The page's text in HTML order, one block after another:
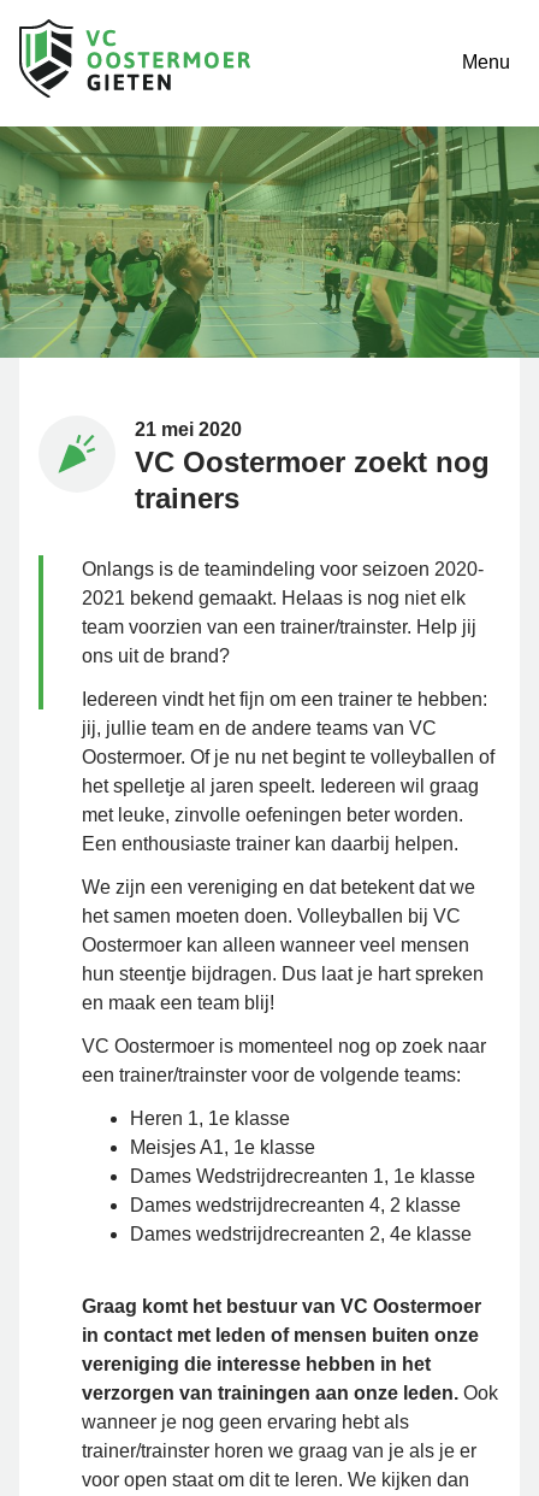
Menu
21 mei 2020
VC Oostermoer zoekt nog
trainers
Onlangs is de teamindeling voor seizoen 2020-
2021 bekend gemaakt. Helaas is nog niet elk
team voorzien van een trainer/trainster. Help jij
ons uit de brand?
Iedereen vindt het fijn om een trainer te hebben:
jij, jullie team en de andere teams van VC
Oostermoer. Of je nu net begint te volleyballen of
het spelletje al jaren speelt. Iedereen wil graag
met leuke, zinvolle oefeningen beter worden.
Een enthousiaste trainer kan daarbij helpen.
We zijn een vereniging en dat betekent dat we
het samen moeten doen. Volleyballen bij VC
Oostermoer kan alleen wanneer veel mensen
hun steentje bijdragen. Dus laat je hart spreken
en maak een team blij!
VC Oostermoer is momenteel nog op zoek naar
een trainer/trainster voor de volgende teams:
Heren 1, 1e klasse
Meisjes A1, 1e klasse
Dames Wedstrijdrecreanten 1, 1e klasse
Dames wedstrijdrecreanten 4, 2 klasse
Dames wedstrijdrecreanten 2, 4e klasse
Graag komt het bestuur van VC Oostermoer
in contact met leden of mensen buiten onze
vereniging die interesse hebben in het
verzorgen van trainingen aan onze leden. Ook
wanneer je nog geen ervaring hebt als
trainer/trainster horen we graag van je als je er
voor open staat om dit te leren. We kijken dan